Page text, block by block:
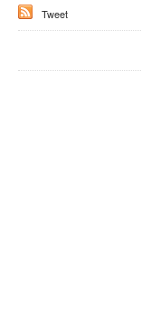
Tweet